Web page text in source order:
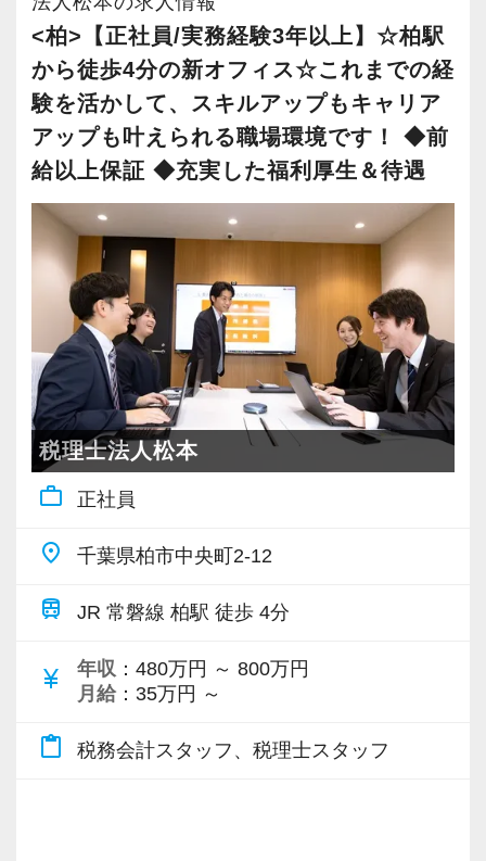
・キャリアアップ志向のある方
・主体的に業務を進められる方
・顧客対応や提案業務に挑戦したい方
・資産税など専門性を高めたい方
・将来的にマネジメントに関わりたい方
・事前に気軽な面談を実施
・仕事内容やキャリアを相談可
・ざっくばらんに質問OK
・納得後に選考へ進めます
・入社時期は柔軟に対応
・半年～1年の調整も可能
まずはカジュアル面談からでも歓迎です
「応募する」からお気軽にご連絡ください。
社員の持つ「やる・やりたい」という気持ちを
大事にしているため、資格を持っていなくて
も、スピーディーなキャリアアップが可能で
す！
充実した実務重視のOJTで、安心して職務経験
と知識をゼロから身に付けられます！
税務・会計の経験と知識を磨きながらステップ
アップを目指しませんか？
【対象業種100種以上！節税・融資・税務調査に
強い税理士法人です】
創業以来17年連続増収増益、顧問先数2500以
上、全国6拠点で安定的に成長中です。
お客様に事務所までご来社いただく来所型サー
います。
専門Webサイトを10サイト以上運営しており、
新規顧問契約のお客様が毎年400件以上増加！
各オフィスに国税OB税理士が在籍しているの
<柏>【正社員/実務経験3年以上】☆柏駅
から徒歩4分の新オフィス☆これまでの経
験を活かして、スキルアップもキャリア
アップも叶えられる職場環境です！ ◆前
給以上保証 ◆充実した福利厚生＆待遇
税理士法人松本
work_outline 正社員
place 千葉県柏市中央町2-12
train JR 常磐線 柏駅 徒歩 4分
currency_yen 年収 ：480万円 ～ 800万円
月給 ：35万円 ～
content_paste 税務会計スタッフ、税理士スタッフ